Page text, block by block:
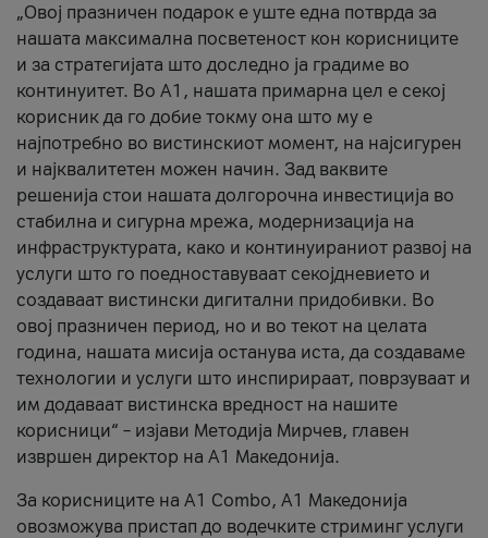
„Овој празничен подарок е уште една потврда за
нашата максимална посветеност кон корисниците
и за стратегијата што доследно ја градиме во
континуитет. Во А1, нашата примарна цел е секој
корисник да го добие токму она што му е
најпотребно во вистинскиот момент, на најсигурен
и најквалитетен можен начин. Зад ваквите
решенија стои нашата долгорочна инвестиција во
стабилна и сигурна мрежа, модернизација на
инфраструктурата, како и континуираниот развој на
услуги што го поедноставуваат секојдневието и
создаваат вистински дигитални придобивки. Во
овој празничен период, но и во текот на целата
година, нашата мисија останува иста, да создаваме
технологии и услуги што инспирираат, поврзуваат и
им додаваат вистинска вредност на нашите
корисници“ – изјави Методија Мирчев, главен
извршен директор на А1 Македонија.
За корисниците на A1 Combo, А1 Македонија
овозможува пристап до водечките стриминг услуги